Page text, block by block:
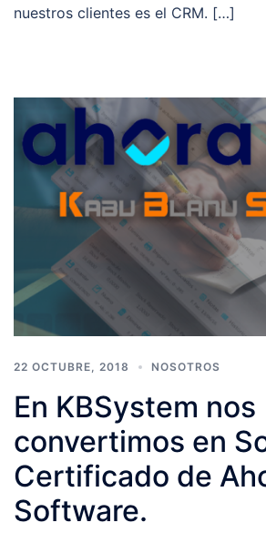
nuestros clientes es el CRM. […]
22 OCTUBRE, 2018 NOSOTROS
En KBSystem nos
convertimos en
Certificado de
Software.